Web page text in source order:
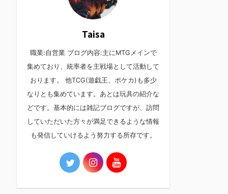
Taisa
職業:自営業 ブログ内容:主にMTGメインで
集めており、統率者を主戦場として活動して
おります。 他TCG(遊戯王、ポケカ)も多少
なりとも集めています。あとは玩具の紹介な
どです。基本的には雑記ブログですが、訪問
していただいた方々が満足できるような情報
も発信していけるよう努力する所存です。